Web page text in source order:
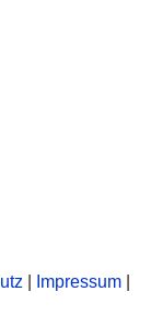
Impressum